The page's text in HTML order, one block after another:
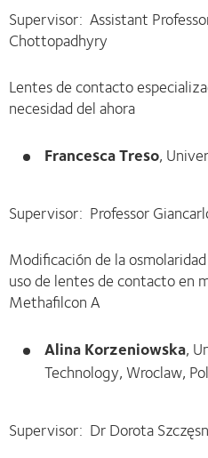
Supervisor: Assistant
Chottopadhyry
Lentes de contacto
necesidad del ahora
Francesca Treso,
Supervisor: Professor
Modificación de la
uso de lentes de contacto en
Methafilcon A
Alina Korzeniowska,
Technology, Wroclaw,
Supervisor: Dr Dorota